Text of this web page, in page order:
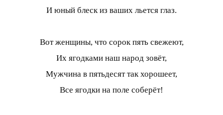
И юный блеск из ваших льется глаз.
Вот женщины, что сорок пять свежеют,
Их ягодками наш народ зовёт,
Мужчина в пятьдесят так хорошеет,
Все ягодки на поле соберёт!